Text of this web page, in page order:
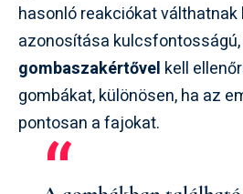
hasonló reakciókat
azonosítása
gombaszakértővel kell
gombákat, különösen, ha az
pontosan a fajokat.